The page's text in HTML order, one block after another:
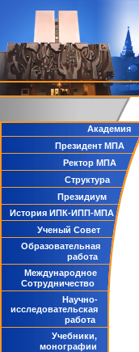
Академия
Президент МПА
Ректор МПА
Структура
Президиум
История ИПК-ИПП-МПА
Ученый Совет
Образовательная
работа
Международное
Сотрудничество
Научно-
исследовательская
работа
Учебники,
монографии